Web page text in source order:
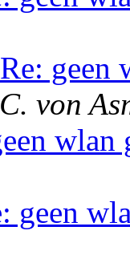
geen
von
wlan
geen